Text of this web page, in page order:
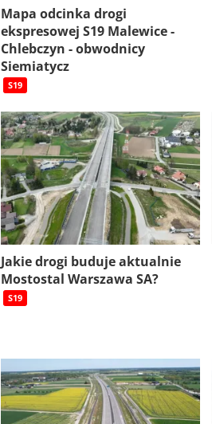
Mapa odcinka drogi
ekspresowej S19 Malewice -
Chlebczyn - obwodnicy
Siemiatycz
S19
Jakie drogi buduje aktualnie
Mostostal Warszawa SA?
S19